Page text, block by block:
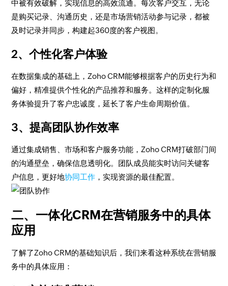
中被有效破解，实现信息的高效流通。每次客户交互，无论
是购买记录、沟通历史，还是市场营销活动参与记录，都被
及时记录并同步，构建起360度的客户视图。
2、个性化客户体验
在数据集成的基础上，Zoho CRM能够根据客户的历史行为和
偏好，精准提供个性化的产品推荐和服务。这样的定制化服
务体验提升了客户忠诚度，延长了客户生命周期价值。
3、提高团队协作效率
通过集成销售、市场和客户服务功能，Zoho CRM打破部门间
的沟通壁垒，确保信息透明化。团队成员能实时访问关键客
户信息，更好地协同工作 ，实现资源的最佳配置。
二、一体化CRM在营销服务中的具体
应用
了解了Zoho CRM的基础知识后，我们来看这种系统在营销服
务中的具体应用：